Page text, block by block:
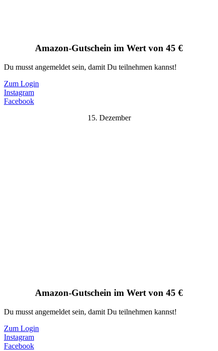
Amazon-Gutschein im Wert von 45 €
Du musst angemeldet sein, damit Du teilnehmen kannst!
Zum Login
Instagram
Facebook
15. Dezember
Amazon-Gutschein im Wert von 45 €
Du musst angemeldet sein, damit Du teilnehmen kannst!
Zum Login
Instagram
Facebook